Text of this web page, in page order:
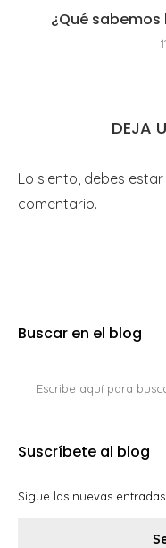
¿Qué
DEJA
Lo siento, debes estar
comentario.
Buscar en el blog
Suscríbete al blog
Sigue las nuevas